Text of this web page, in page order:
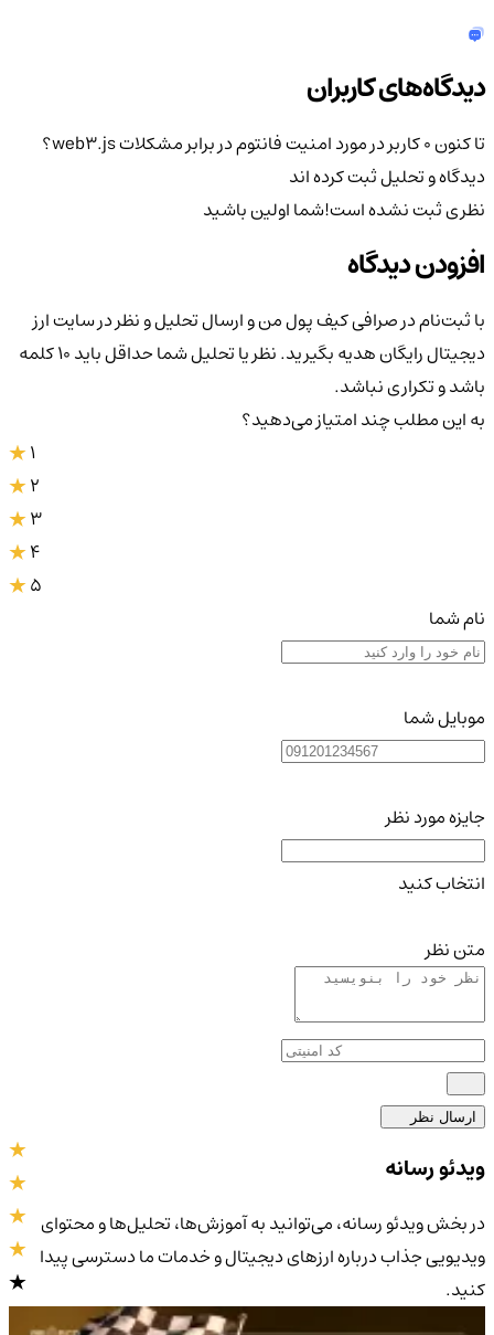
دیدگاه‌های کاربران
تا کنون 0 کاربر در مورد
امنیت فانتوم در برابر مشکلات web3.js؟
دیدگاه و تحلیل ثبت کرده اند
نظری ثبت نشده است!شما اولین باشید
افزودن دیدگاه
با ثبت‌نام در صرافی کیف پول من و ارسال تحلیل و نظر در سایت ارز
دیجیتال رایگان هدیه بگیرید. نظر یا تحلیل شما حداقل باید ۱۰ کلمه
باشد و تکراری نباشد.
به این مطلب چند امتیاز می‌دهید؟
3
4
5
نام شما
موبایل شما
جایزه مورد نظر
انتخاب کنید
متن نظر
ارسال نظر
4.9/5
ویدئو رسانه
در بخش ویدئو رسانه، می‌توانید به آموزش‌ها، تحلیل‌ها و محتوای
ویدیویی جذاب درباره ارزهای دیجیتال و خدمات ما دسترسی پیدا
کنید.